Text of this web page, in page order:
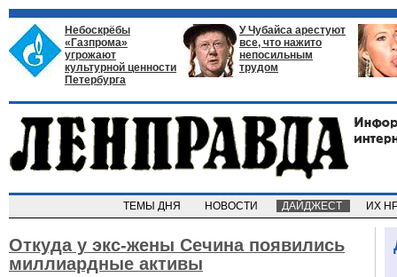
Небоскрёбы
«Газпрома»
угрожают
культурной ценности
Петербурга
У Чубайса арестуют
все, что нажито
непосильным
трудом
ТЕМЫ ДНЯ НОВОСТИ ДАЙДЖЕСТ ИХ
Откуда у экс-жены Сечина появились
миллиардные активы